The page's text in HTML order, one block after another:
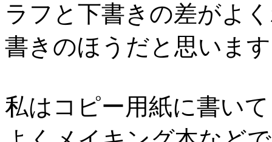
ラフと下書きの差がよ
書きのほうだと思いま
私はコピー用紙に書い